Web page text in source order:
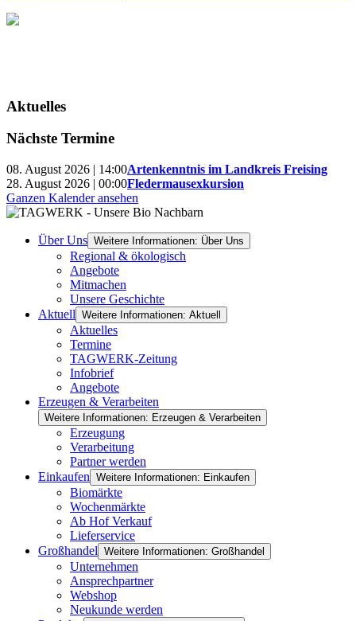
Aktuelles
Nächste Termine
08. August 2026 | 14:00Artenkenntnis im Landkreis Freising
28. August 2026 | 00:00Fledermausexkursion
Ganzen Kalender ansehen
Über Uns Weitere Informationen: Über Uns
Regional & ökologisch
Angebote
Mitmachen
Unsere Geschichte
Aktuell Weitere Informationen: Aktuell
Aktuelles
Termine
TAGWERK-Zeitung
Infobrief
Angebote
Erzeugen & Verarbeiten
Weitere Informationen: Erzeugen & Verarbeiten
Erzeugung
Verarbeitung
Partner werden
Einkaufen Weitere Informationen: Einkaufen
Biomärkte
Wochenmärkte
Ab Hof Verkauf
Lieferservice
Großhandel Weitere Informationen: Großhandel
Unternehmen
Ansprechpartner
Webshop
Neukunde werden